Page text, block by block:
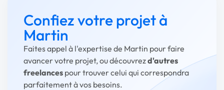
Confiez votre projet à
Martin
Faites appel à l'expertise de Martin pour faire
avancer votre projet, ou découvrezd'autres
freelances pour trouver celui qui correspondra
parfaitement à vos besoins.